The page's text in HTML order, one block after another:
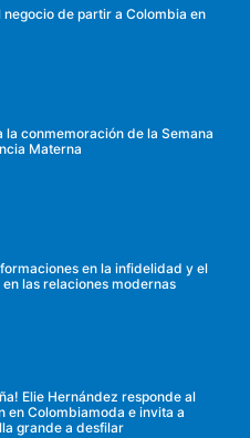
de partir a Colombia en
la conmemoración de la Semana
Materna
en la infidelidad y el
las relaciones modernas
Elie Hernández responde al
en Colombiamoda e invita a
grande a desfilar